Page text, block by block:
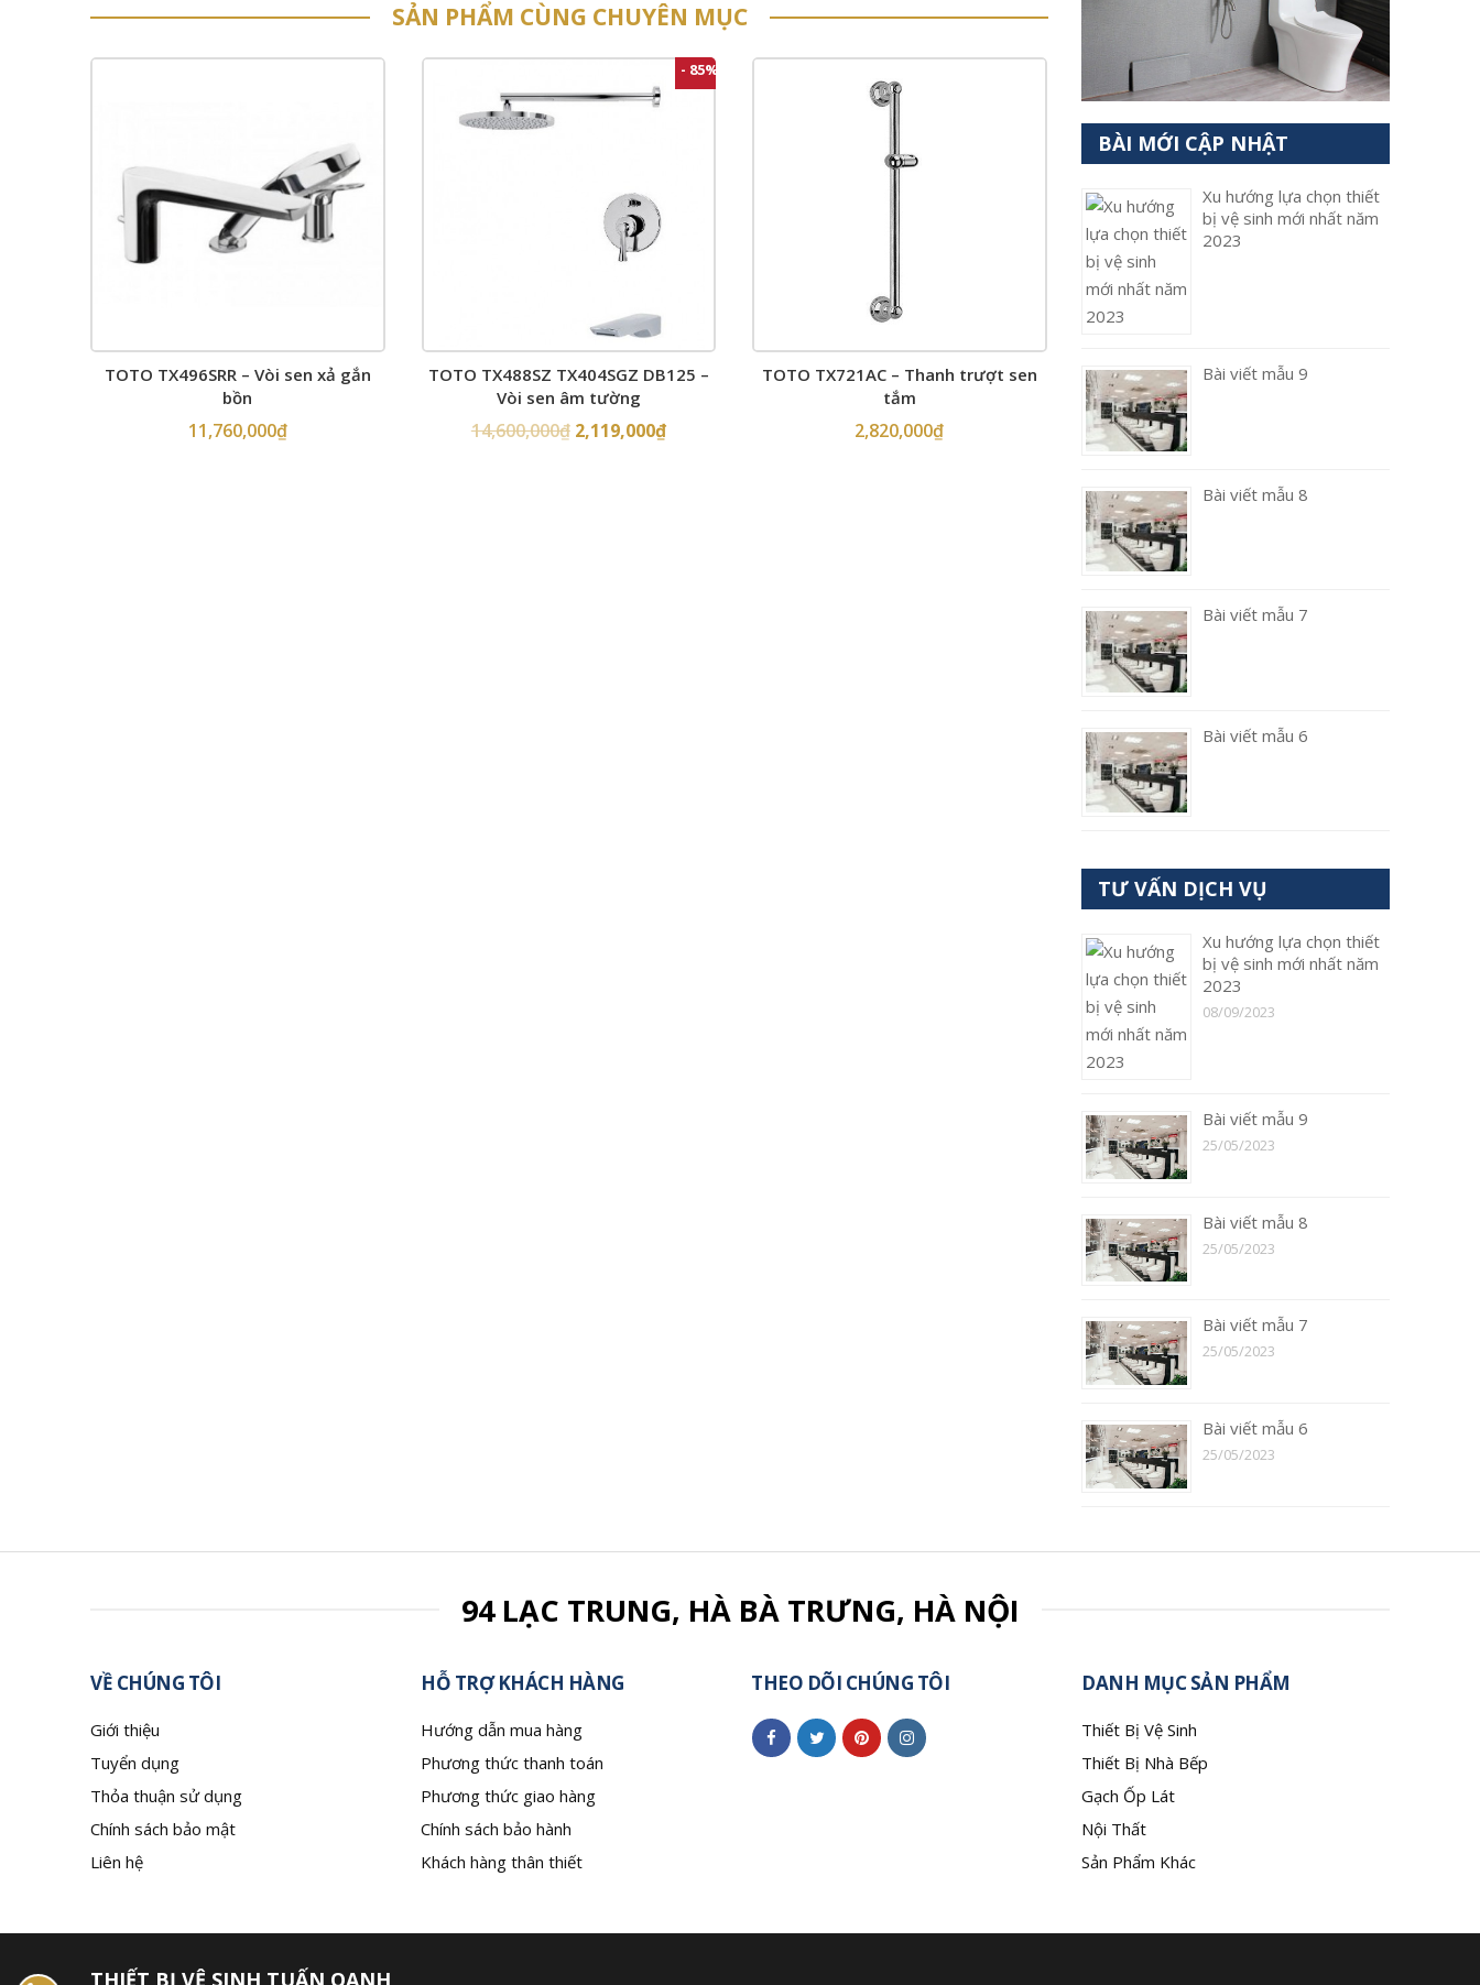
SẢN PHẨM CÙNG CHUYÊN MỤC
TOTO TX496SRR – Vòi sen xả gắn
bồn
11,760,000₫
- 85%
TOTO TX488SZ TX404SGZ DB125 –
Vòi sen âm tường
14,600,000₫ 2,119,000₫
TOTO TX721AC – Thanh trượt sen
tắm
2,820,000₫
BÀI MỚI CẬP NHẬT
Xu hướng lựa chọn thiết
bị vệ sinh mới nhất năm
2023
Bài viết mẫu 9
Bài viết mẫu 8
Bài viết mẫu 7
Bài viết mẫu 6
TƯ VẤN DỊCH VỤ
Xu hướng lựa chọn thiết
bị vệ sinh mới nhất năm
2023
08/09/2023
Bài viết mẫu 9
25/05/2023
Bài viết mẫu 8
25/05/2023
Bài viết mẫu 7
25/05/2023
Bài viết mẫu 6
25/05/2023
94 LẠC TRUNG, HÀ BÀ TRƯNG, HÀ NỘI
VỀ CHÚNG TÔI
Giới thiệu
Tuyển dụng
Thỏa thuận sử dụng
Chính sách bảo mật
Liên hệ
HỖ TRỢ KHÁCH HÀNG
Hướng dẫn mua hàng
Phương thức thanh toán
Phương thức giao hàng
Chính sách bảo hành
Khách hàng thân thiết
THEO DÕI CHÚNG TÔI DANH MỤC SẢN PHẨM
Thiết Bị Vệ Sinh
Thiết Bị Nhà Bếp
Gạch Ốp Lát
Nội Thất
Sản Phẩm Khác
THIẾT BỊ VỆ SINH TUẤN OANH